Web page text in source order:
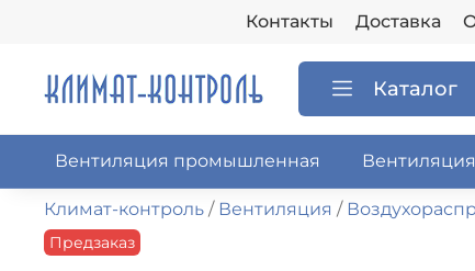
Контакты Доставка
Каталог
Вентиляция промышленная Вентиляция
Климат-контроль Вентиляция
Предзаказ